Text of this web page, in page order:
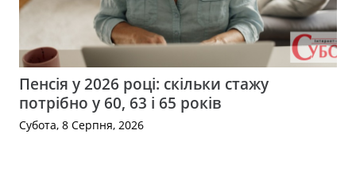
Пенсія у 2026 році: скільки стажу
потрібно у 60, 63 і 65 років
Субота, 8 Серпня, 2026